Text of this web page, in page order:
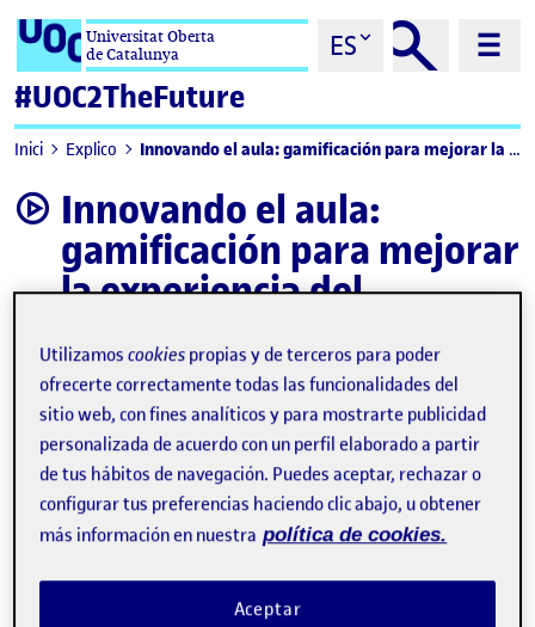
Saltar al contenidoUniversitat Oberta
de Catalunya
ES
#UOC2TheFuture
Inici Explico Innovando el aula: gamificación para mejorar la experiencia del aprendizaje en la educación superior
video Innovando el aula:
gamificación para mejorar
la experiencia del
educación superior
Utilizamoscookies propias y de terceros para poder
ofrecerte correctamente todas las funcionalidades del
sitio web, con fines analíticos y para mostrarte publicidad
personalizada de acuerdo con un perfil elaborado a partir
de tus hábitos de navegación. Puedes aceptar, rechazar o
configurar tus preferencias haciendo clic abajo, u obtener
más información en nuestra política de cookies.
Aceptar